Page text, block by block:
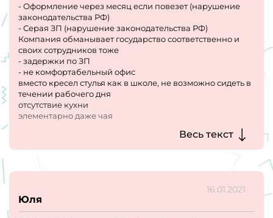
- Оформление через месяц если повезет (нарушение
законодательства РФ)
- Серая ЗП (нарушение законодательства РФ)
Компания обманывает государство соответственно и
своих сотрудников тоже
- задержки по ЗП
- не комфортабельный офис
вместо кресел стулья как в школе, не возможно сидеть в
течении рабочего дня
отсутствие кухни
элементарно даже чая
говорят, что на рынки 12 лет, а по факту просто мыльный
пузырь
Весь текст
16.01.2021
Юля